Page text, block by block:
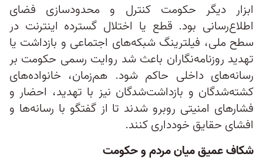
ابزار دیگر حکومت کنترل و محدودسازی فضای
اطلاع‌رسانی بود. قطع یا اختلال گسترده اینترنت در
سطح ملی، فیلترینگ شبکه‌های اجتماعی و بازداشت یا
تهدید روزنامه‌نگاران باعث شد روایت رسمی حکومت بر
رسانه‌های داخلی حاکم شود. هم‌زمان، خانواده‌های
کشته‌شدگان و بازداشت‌شدگان نیز با تهدید، احضار و
فشارهای امنیتی روبرو شدند تا از گفتگو با رسانه‌ها و
افشای حقایق خودداری کنند.
شکاف عمیق میان مردم و حکومت